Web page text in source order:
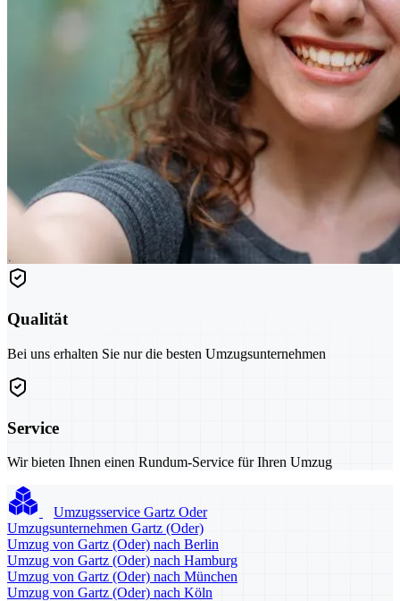
Qualität
Bei uns erhalten Sie nur die besten Umzugsunternehmen
Service
Wir bieten Ihnen einen Rundum-Service für Ihren Umzug
Umzugsservice Gartz Oder
Umzugsunternehmen Gartz (Oder)
Umzug von Gartz (Oder) nach Berlin
Umzug von Gartz (Oder) nach Hamburg
Umzug von Gartz (Oder) nach München
Umzug von Gartz (Oder) nach Köln